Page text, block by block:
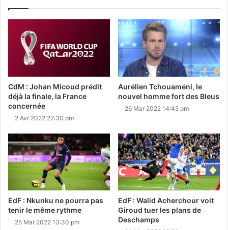
CdM : Johan Micoud prédit
déjà la finale, la France
concernée
2 Avr 2022 22:30 pm
Aurélien Tchouaméni, le
nouvel homme fort des Bleus
26 Mar 2022 14:45 pm
EdF : Nkunku ne pourra pas
tenir le même rythme
25 Mar 2022 13:30 pm
EdF : Walid Acherchour voit
Giroud tuer les plans de
Deschamps